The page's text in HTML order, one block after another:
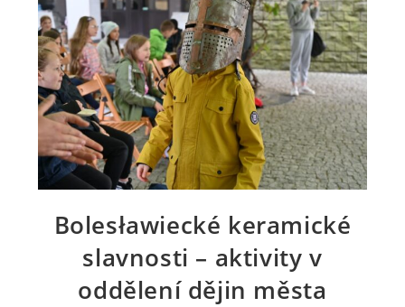
Bolesławiecké keramické
slavnosti – aktivity v
oddělení dějin města